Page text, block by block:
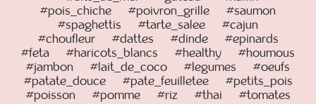
#pois_chiche
#poivron_grille
#saumon
#spaghettis
#tarte_salee
#cajun
#choufleur
#dattes #dinde
#epinards
#feta
#haricots_blancs #healthy
#houmous
#jambon
#lait_de_coco #legumes
#oeufs
#patate_douce
#pate_feuilletee
#petits_pois
#poisson
#pomme #riz #thai
#tomates